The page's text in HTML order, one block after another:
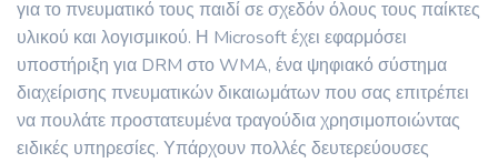
για το πνευματικό τους παιδί σε σχεδόν όλους τους παίκτες
υλικού και λογισμικού. Η Microsoft έχει εφαρμόσει
υποστήριξη για DRM στο WMA, ένα ψηφιακό σύστημα
διαχείρισης πνευματικών δικαιωμάτων που σας επιτρέπει
να πουλάτε προστατευμένα τραγούδια χρησιμοποιώντας
ειδικές υπηρεσίες. Υπάρχουν πολλές δευτερεύουσες